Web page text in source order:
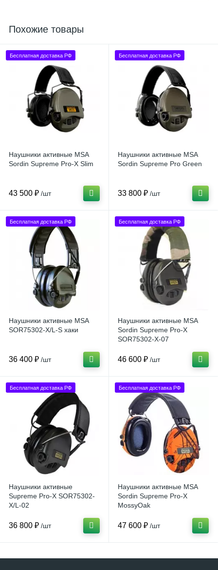
Похожие товары
Бесплатная доставка РФ
Наушники активные MSA
Sordin Supreme Pro-X Slim
43 500 ₽ /шт
Бесплатная доставка РФ
Наушники активные MSA
Sordin Supreme Pro Green
33 800 ₽ /шт
Бесплатная доставка РФ
Наушники активные MSA
SOR75302-X/L-S хаки
36 400 ₽ /шт
Бесплатная доставка РФ
Наушники активные MSA
Sordin Supreme Pro-X
SOR75302-X-07
46 600 ₽ /шт
Бесплатная доставка РФ
Наушники активные
Supreme Pro-X SOR75302-
X/L-02
36 800 ₽ /шт
Бесплатная доставка РФ
Наушники активные MSA
Sordin Supreme Pro-X
MossyOak
47 600 ₽ /шт